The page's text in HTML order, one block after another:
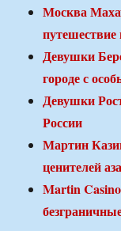
Москва
Девушки
городе с
Девушки
России
Мартин
ценителей
Martin